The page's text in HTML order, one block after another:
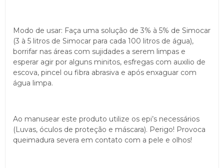
Modo de usar: Faça uma solução de 3% à 5% de Simocar
(3 à 5 litros de Simocar para cada 100 litros de água),
borrifar nas áreas com sujidades a serem limpas e
esperar agir por alguns minitos, esfregas com auxilio de
escova, pincel ou fibra abrasiva e após enxaguar com
água limpa.
Ao manusear este produto utilize os epi’s necessários
(Luvas, óculos de proteção e máscara). Perigo! Provoca
queimadura severa em contato com a pele e olhos!